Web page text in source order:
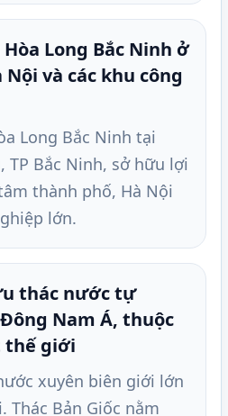
Long Bắc Ninh ở
và các khu công
Long Bắc Ninh tại
TP Bắc Ninh, sở hữu lợi
thành phố, Hà Nội
lớn.
thác nước tự
Nam Á, thuộc
thế giới
xuyên biên giới lớn
Bản Giốc nằm